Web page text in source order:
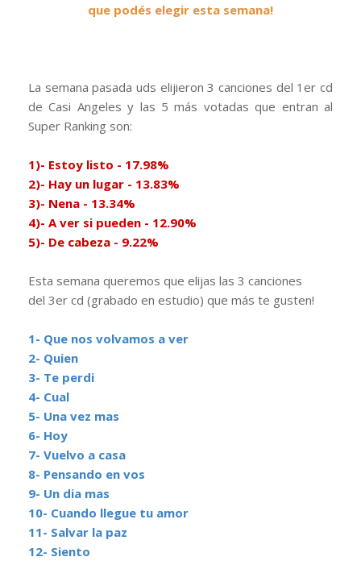
que podés elegir esta semana!
La semana pasada uds elijieron 3 canciones del 1er cd
de Casi Angeles y las 5 más votadas que entran al
Super Ranking son:
1)- Estoy listo - 17.98%
2)- Hay un lugar - 13.83%
3)- Nena - 13.34%
4)- A ver si pueden - 12.90%
5)- De cabeza - 9.22%
Esta semana queremos que elijas las 3 canciones
del 3er cd (grabado en estudio) que más te gusten!
1- Que nos volvamos a ver
2- Quien
3- Te perdi
4- Cual
5- Una vez mas
6- Hoy
7- Vuelvo a casa
8- Pensando en vos
9- Un dia mas
10- Cuando llegue tu amor
11- Salvar la paz
12- Siento